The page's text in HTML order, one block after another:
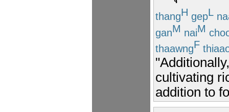
thangH gepL
ganM naiM
thaawngF
cultivating
addition to